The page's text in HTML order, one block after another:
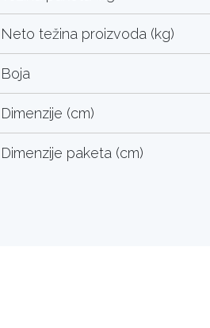
Neto težina proizvoda (kg)
Boja
Dimenzije (cm)
Dimenzije paketa (cm)